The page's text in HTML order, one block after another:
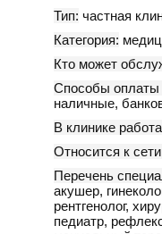
Тип: частная
Категория:
Кто может
Способы оплаты
наличные,
В клинике
Относится к
Перечень
акушер,
рентгенолог,
педиатр,